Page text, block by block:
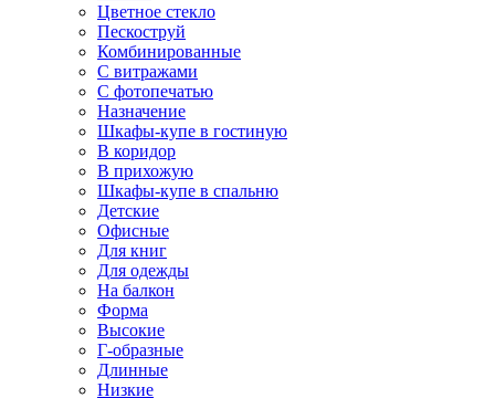
Цветное стекло
Пескоструй
Комбинированные
С витражами
С фотопечатью
Назначение
Шкафы-купе в гостиную
В коридор
В прихожую
Шкафы-купе в спальню
Детские
Офисные
Для книг
Для одежды
На балкон
Форма
Высокие
Г-образные
Длинные
Низкие